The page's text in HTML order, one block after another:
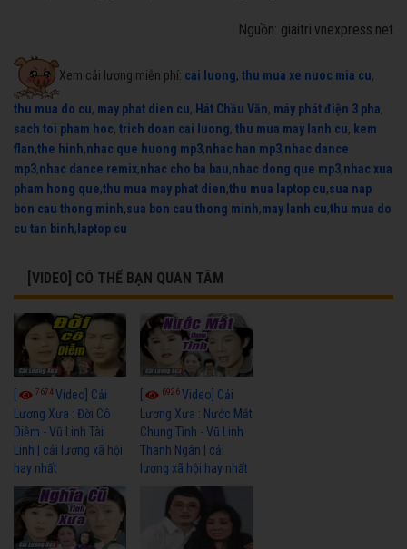
Nguồn: giaitri.vnexpress.net
Xem cải lương miễn phí: cai luong, thu mua xe nuoc mia cu,
thu mua do cu, may phat dien cu, Hát Chầu Văn, máy phát điện 3 pha,
sach toi pham hoc, trich doan cai luong, thu mua may lanh cu, kem
flan,the hinh,nhac que huong mp3,nhac han mp3,nhac dance
mp3,nhac dance remix,nhac cho ba bau,nhac dong que mp3,nhac xua
pham hong que,thu mua may phat dien,thu mua laptop cu,sua nap
bon cau thong minh,sua bon cau thong minh,may lanh cu,thu mua do
cu tan binh, laptop cu
[VIDEO] CÓ THỂ BẠN QUAN TÂM
7674Video] Cải
Lương Xưa : Đời Cô
Diễm - Vũ Linh Tài
Linh | cải lương xã hội
hay nhất
6926Video] Cải
Lương Xưa : Nước Mắt
Chung Tình - Vũ Linh
Thanh Ngân | cải
lương xã hội hay nhất